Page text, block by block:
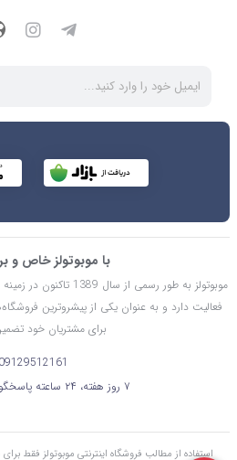
با موبوتولز خاص و
موبوتولز به طور رسمی از
فعالیت دارد و به عنوان یکی از پیشروترین
برای مشتریان خود
09129512161
۷ روز هفته، ۲۴ ساعته پاسخگوی شما هستیم
استفاده از مطالب فروشگاه اینترنتی موبوتولز فقط